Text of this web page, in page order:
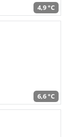
4,9 °C
6,6 °C